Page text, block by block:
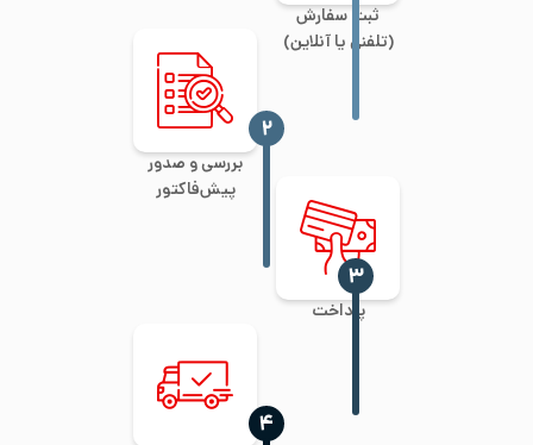
ثبت سفارش
(تلفنی یا آنلاین)
بررسی و صدور
پیش‌فاکتور
‍۲
پرداخت
‍۳
‍۴